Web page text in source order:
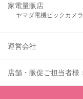
家電量販店
ヤマダ電機ビックカメラ
運営会社
店舗・販促ご担当者様